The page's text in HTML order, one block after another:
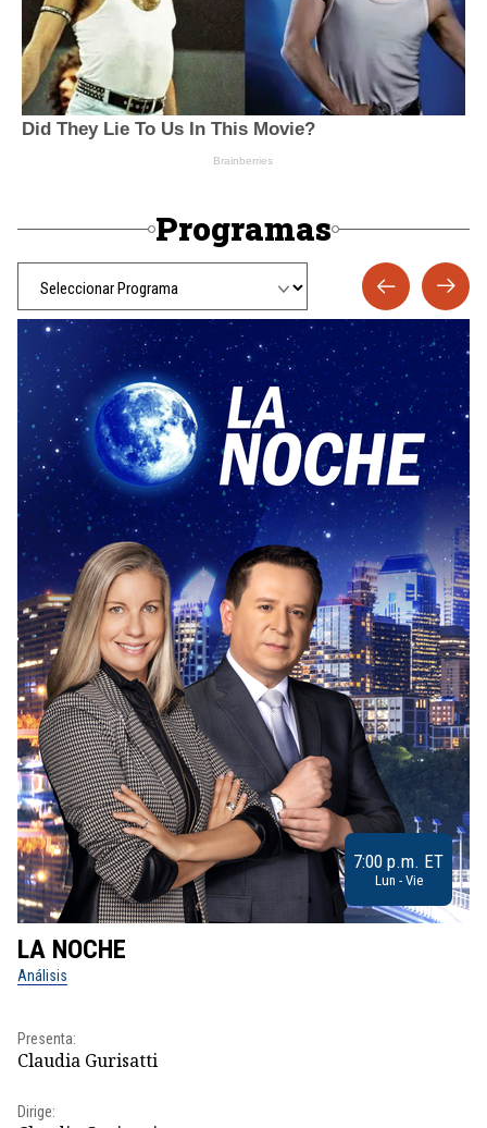
Programas
7:00 p.m. ET
Lun - Vie
LA NOCHE
Análisis
Presenta:
Claudia Gurisatti
Dirige: